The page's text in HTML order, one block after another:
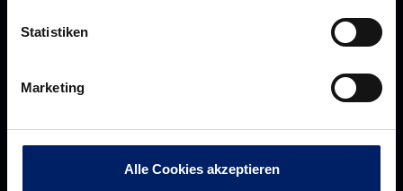
Statistiken
Marketing
Alle Cookies akzeptieren
Rhein-Neckar Löwen GmbH